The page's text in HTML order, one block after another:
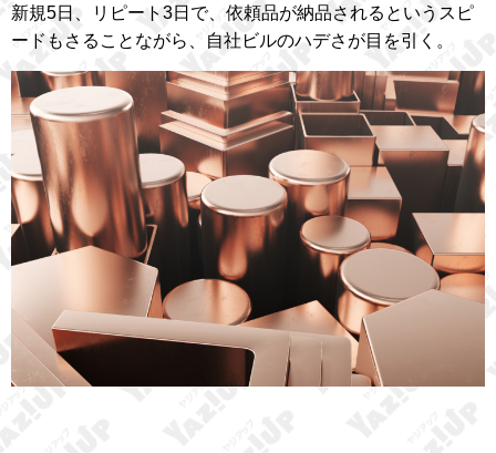
新規5日、リピート3日で、依頼品が納品されるというスピ
ードもさることながら、自社ビルのハデさが目を引く。